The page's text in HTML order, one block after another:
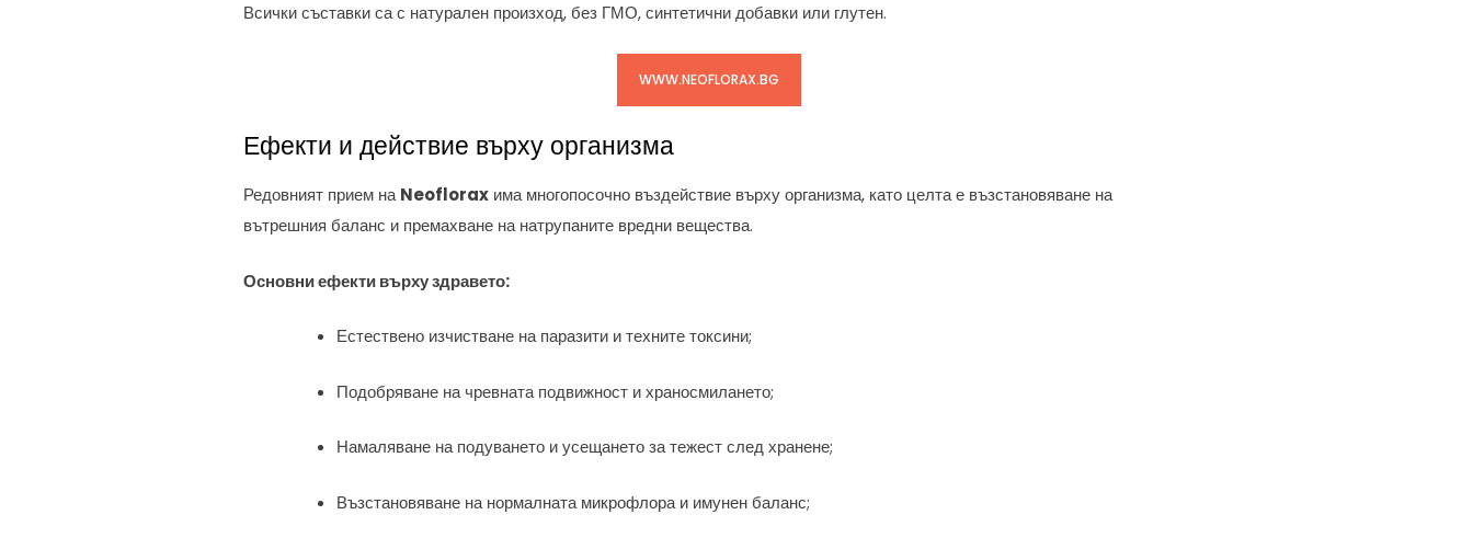
Всички съставки са с натурален произход, без ГМО, синтетични добавки или глутен.
WWW.NEOFLORAX.BG
Ефекти и действие върху организма
Редовният прием наNeoflorax има многопосочно въздействие върху организма, като целта е възстановяване на
вътрешния баланс и премахване на натрупаните вредни вещества.
Основни ефекти върху здравето:
Естествено изчистване на паразити и техните токсини;
Подобряване на чревната подвижност и храносмилането;
Намаляване на подуването и усещането за тежест след хранене;
Възстановяване на нормалната микрофлора и имунен баланс;